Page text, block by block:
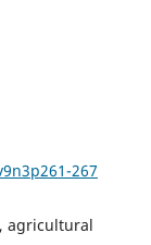
267
agricultural